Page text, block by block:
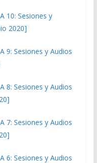
10: Sesiones y
2020]
9: Sesiones y Audios
8: Sesiones y Audios
7: Sesiones y Audios
6: Sesiones y Audios